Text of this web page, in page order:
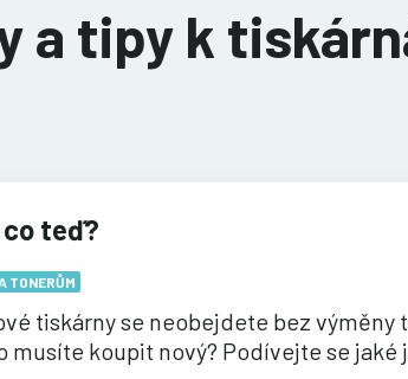
a tipy k
teď?
TONERŮM
tiskárny se neobejdete bez výměny
musíte koupit nový? Podívejte se jaké